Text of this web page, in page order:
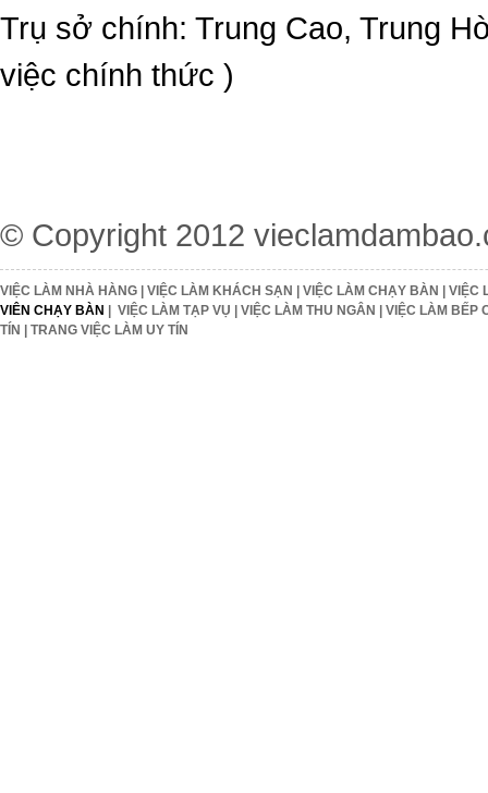
Trụ sở chính: Trung Cao, Trung
việc chính thức )
© Copyright 2012
VIỆC LÀM NHÀ HÀNG | VIỆC LÀM KHÁCH SẠN | VIỆC LÀM CHẠY BÀN | VIỆC
VIÊN CHẠY BÀN | VIỆC LÀM TẠP VỤ | VIỆC LÀM THU NGÂN | VIỆC LÀM BẾP
TÍN | TRANG VIỆC LÀM UY TÍN